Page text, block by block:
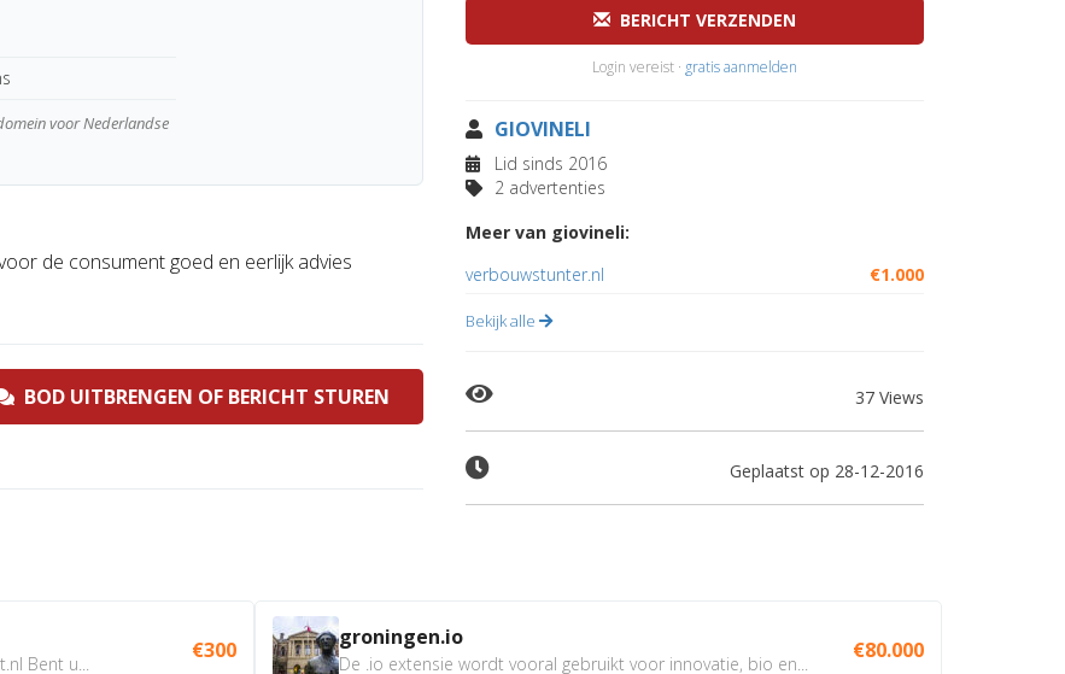
voor Nederlandse
de consument goed en eerlijk advies
BOD UITBRENGEN OF BERICHT STUREN
BERICHT VERZENDEN
Login vereist · gratis aanmelden
GIOVINELI
Lid sinds 2016
2 advertenties
Meer van giovineli:
verbouwstunter.nl
€1.000
Bekijk alle
37 Views
Geplaatst op 28-12-2016
Bent u...
€300 groningen.io
De .io extensie wordt vooral gebruikt voor innovatie, bio en...
€80.000